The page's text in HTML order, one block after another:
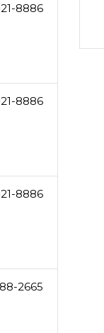
8886
8886
8886
2665